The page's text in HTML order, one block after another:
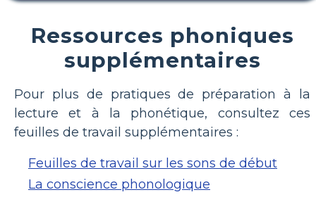
Ressources phoniques
supplémentaires
Pour plus de pratiques de préparation à la
lecture et à la phonétique, consultez ces
feuilles de travail supplémentaires :
Feuilles de travail sur les sons de début
La conscience phonologique